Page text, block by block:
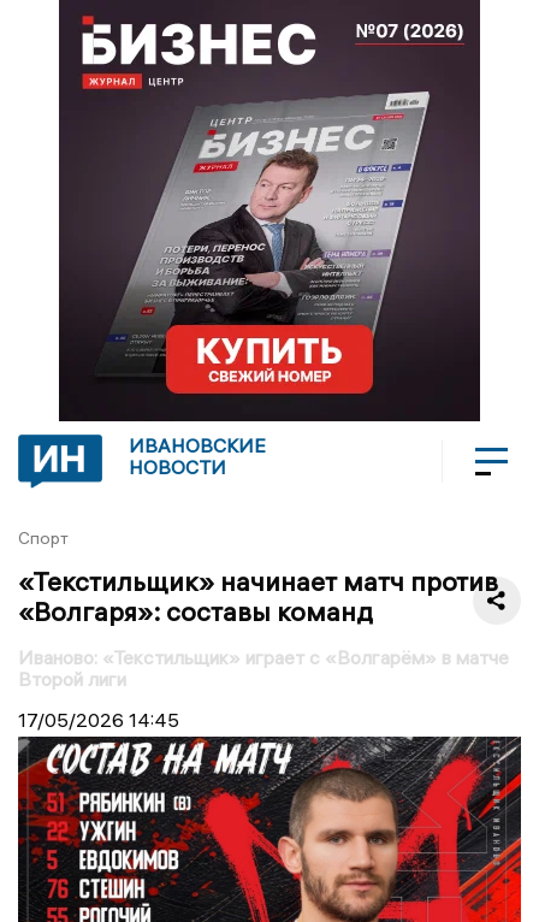
ИВАНОВСКИЕ
НОВОСТИ
Спорт
«Текстильщик» начинает матч против
«Волгаря»: составы команд
Иваново: «Текстильщик» играет с «Волгарём» в матче
Второй лиги
17/05/2026 14:45